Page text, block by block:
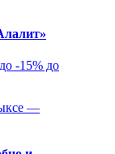
-15% до